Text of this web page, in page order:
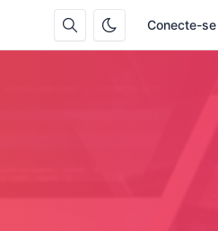
Conecte-se